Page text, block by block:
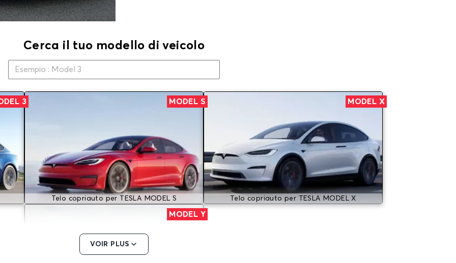
Cerca il tuo modello di veicolo
3 MODEL S
Telo copriauto per TESLA MODEL S
MODEL X
Telo copriauto per TESLA MODEL X
MODEL Y
VOIR PLUS